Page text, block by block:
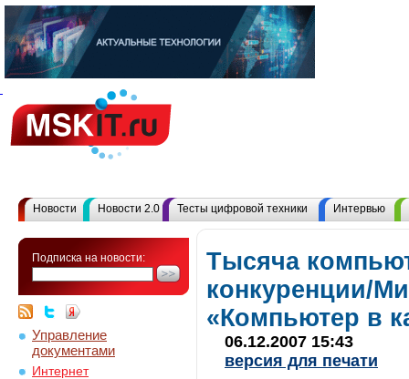
Новости Новости 2.0 Тесты цифровой техники Интервью
Подписка на новости:
Управление
документами
Интернет
Тысяча
конкуренции/
«Компьютер в
06.12.2007 15:43
версия для печати